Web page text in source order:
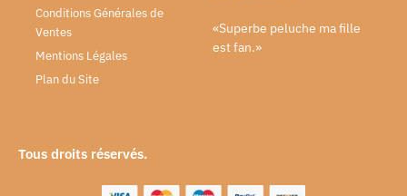
Conditions Générales de
Ventes
Mentions Légales
Plan du Site
«Superbe peluche ma fille
est fan.»
Tous droits réservés.